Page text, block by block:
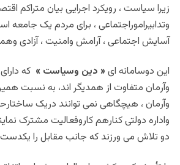
زیرا سیاست ، رویکرد اجرایی بیان متراکم
وتدابیراموراجتماعی ، برای مردم یک جامعه
آسایش اجتماعی ، آرامش وامنیت ، آزادی
این دوسامانه ای « دین وسیاست » که
وآرمان متفاوت از همدیگر اند، به نسبت
وآرمان ، هیچگاهی نمی توانند دریک
واداره دولتی کنارهم کاروفعالیت مشترک
دو تلاش می ورزند که جانب مقابل را یکدست